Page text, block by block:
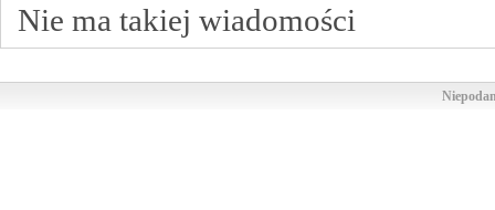
Nie ma takiej wiadomości